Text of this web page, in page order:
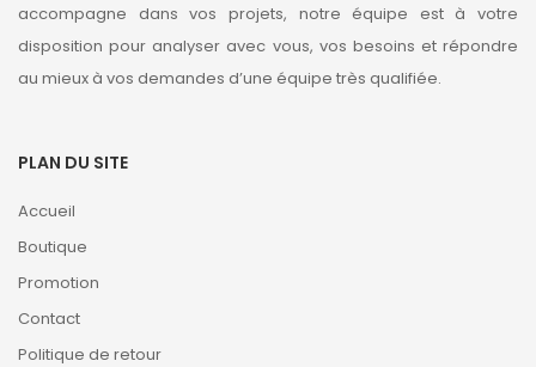
accompagne dans vos projets, notre équipe est à votre
disposition pour analyser avec vous, vos besoins et répondre
au mieux à vos demandes d’une équipe très qualifiée.
PLAN DU SITE
Accueil
Boutique
Promotion
Contact
Politique de retour